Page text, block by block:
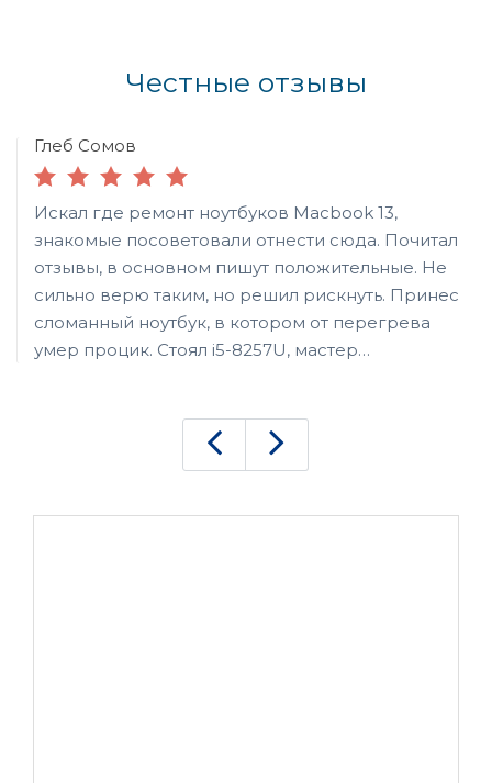
Честные отзывы
Глеб Сомов
Искал где ремонт ноутбуков Macbook 13,
знакомые посоветовали отнести сюда. Почитал
отзывы, в основном пишут положительные. Не
сильно верю таким, но решил рискнуть. Принес
сломанный ноутбук, в котором от перегрева
умер процик. Стоял i5-8257U, мастер
пришлось смотреть причину перегрева -
забилась пылью пластина в узком месте
устранил мастер. Сейчас пользуюсь ноутбуком